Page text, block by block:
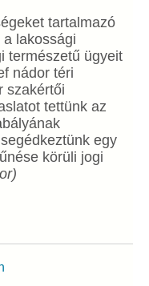
tartalmazó
lakossági
természetű ügyeit
nádor téri
szakértői
tettünk az
egy
körüli jogi